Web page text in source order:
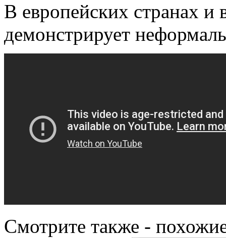
В европейских странах и
демонстрирует
Смотрите также -